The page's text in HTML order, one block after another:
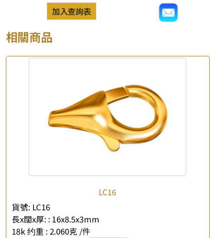
*你的名字
加入查詢表
相關商品
LC16
貨號: LC16
長x闊x厚: : 16x8.5x3mm
18k 约重 : 2.060克 /件